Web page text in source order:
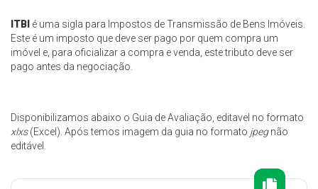
ITBI é uma sigla para Impostos de Transmissão de Bens Imóveis.
Este é um imposto que deve ser pago por quem compra um
imóvel e, para oficializar a compra e venda, este tributo deve ser
pago antes da negociação.
Disponibilizamos abaixo o Guia de Avaliação, editavel no formato
xlxs(Excel). Após temos imagem da guia no formato jpegnão
editável.